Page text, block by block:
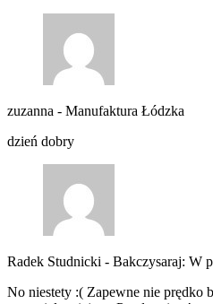
zuzanna - Manufaktura Łódzka
dzień dobry
Radek Studnicki - Bakczysaraj: W
No niestety :( Zapewne nie prędko